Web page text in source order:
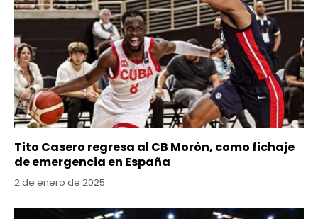
Tito Casero regresa al CB Morón, como fichaje
de emergencia en España
2 de enero de 2025